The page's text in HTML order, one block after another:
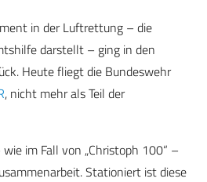
in der Luftrettung – die
darstellt – ging in den
Heute fliegt die Bundeswehr
, nicht mehr als Teil der
im Fall von „Christoph 100“ –
Stationiert ist diese